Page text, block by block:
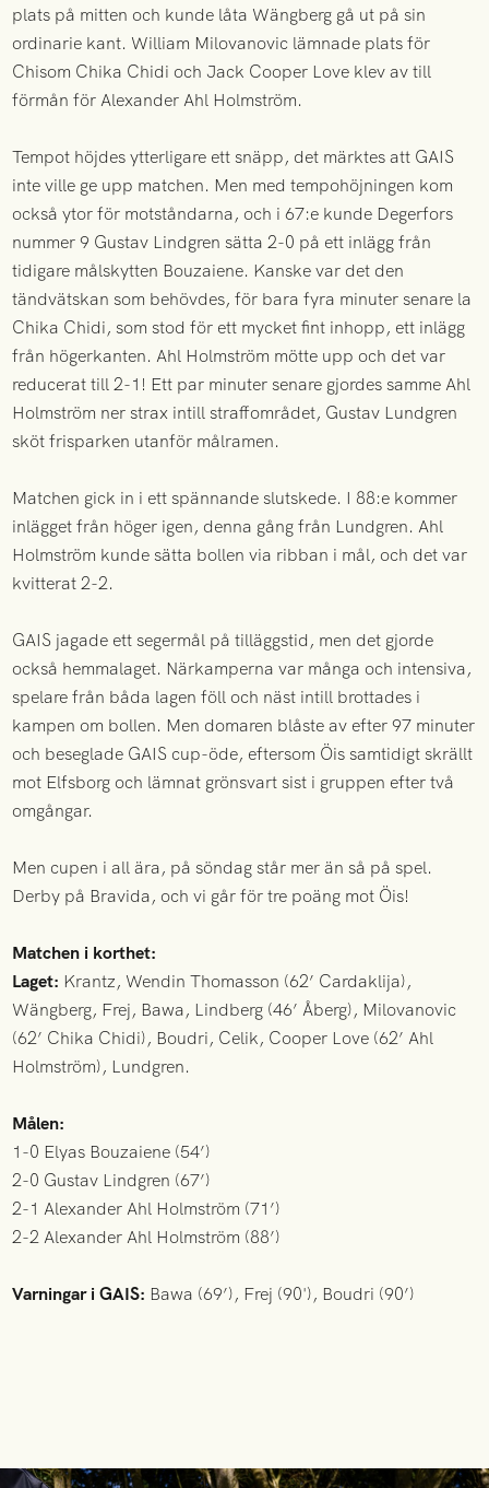
plats på mitten och kunde låta Wängberg gå ut på sin
ordinarie kant. William Milovanovic lämnade plats för
Chisom Chika Chidi och Jack Cooper Love klev av till
förmån för Alexander Ahl Holmström.
Tempot höjdes ytterligare ett snäpp, det märktes att GAIS
inte ville ge upp matchen. Men med tempohöjningen kom
också ytor för motståndarna, och i 67:e kunde Degerfors
nummer 9 Gustav Lindgren sätta 2-0 på ett inlägg från
tidigare målskytten Bouzaiene. Kanske var det den
tändvätskan som behövdes, för bara fyra minuter senare la
Chika Chidi, som stod för ett mycket fint inhopp, ett inlägg
från högerkanten. Ahl Holmström mötte upp och det var
reducerat till 2-1! Ett par minuter senare gjordes samme Ahl
Holmström ner strax intill straffområdet, Gustav Lundgren
sköt frisparken utanför målramen.
Matchen gick in i ett spännande slutskede. I 88:e kommer
inlägget från höger igen, denna gång från Lundgren. Ahl
Holmström kunde sätta bollen via ribban i mål, och det var
kvitterat 2-2.
GAIS jagade ett segermål på tilläggstid, men det gjorde
också hemmalaget. Närkamperna var många och intensiva,
spelare från båda lagen föll och näst intill brottades i
kampen om bollen. Men domaren blåste av efter 97 minuter
och beseglade GAIS cup-öde, eftersom Öis samtidigt skrällt
mot Elfsborg och lämnat grönsvart sist i gruppen efter två
omgångar.
Men cupen i all ära, på söndag står mer än så på spel.
Derby på Bravida, och vi går för tre poäng mot Öis!
Matchen i korthet:
Laget: Krantz, Wendin Thomasson (62’ Cardaklija),
Wängberg, Frej, Bawa, Lindberg (46’ Åberg), Milovanovic
(62’ Chika Chidi), Boudri, Celik, Cooper Love (62’ Ahl
Holmström), Lundgren.
Målen:
1-0 Elyas Bouzaiene (54’)
2-0 Gustav Lindgren (67’)
2-1 Alexander Ahl Holmström (71’)
2-2 Alexander Ahl Holmström (88’)
Varningar i GAIS: Bawa (69’), Frej (90'), Boudri (90’)